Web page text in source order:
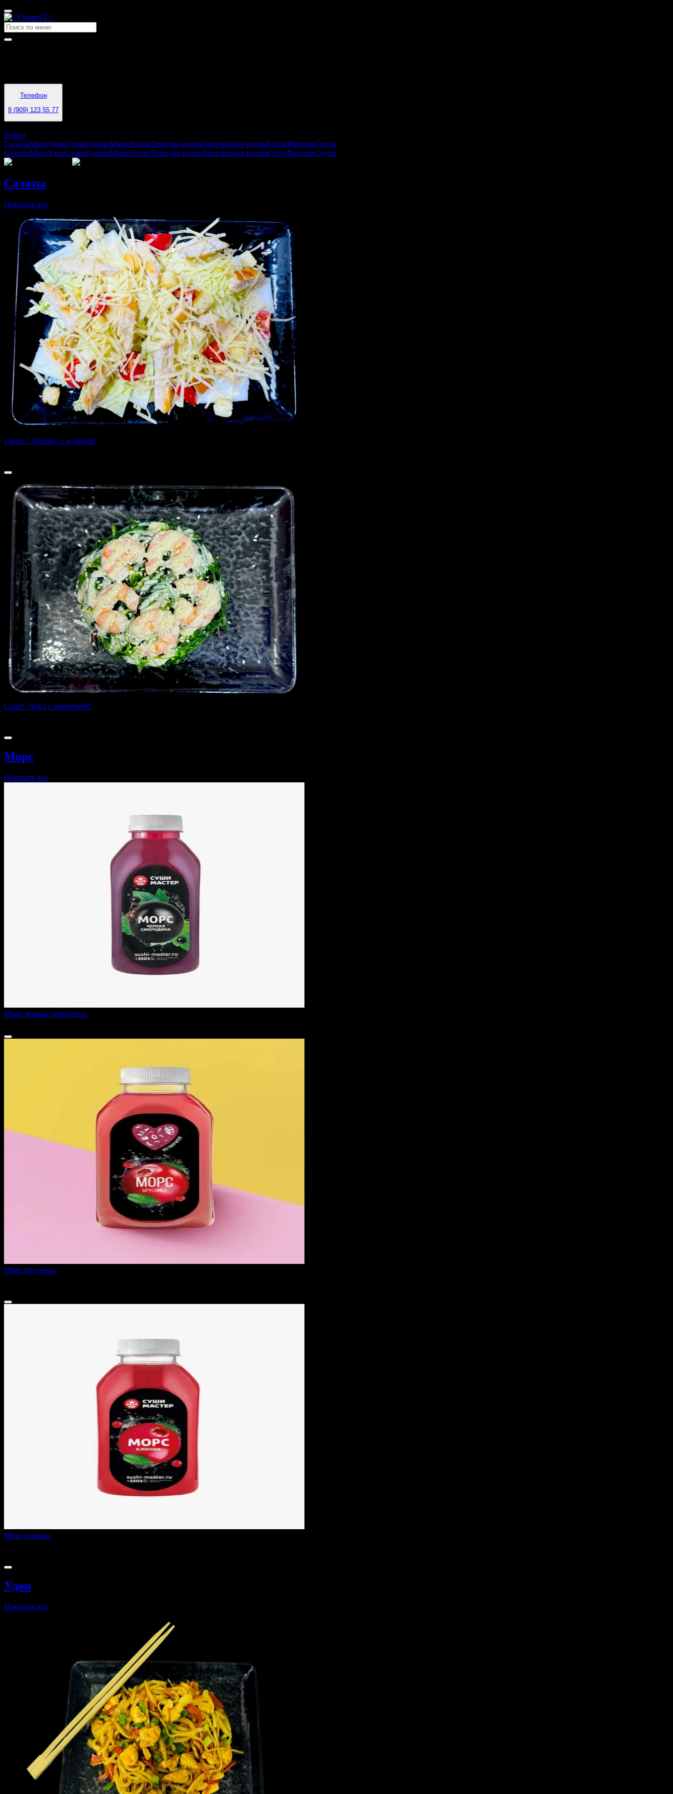
Телефон
8 (909) 123 55 77
Войти
СалатыМорсУдонСушиГунканМакиРоллыТемпура роллыЗапечённые роллыСетыФритюрСоусы
СалатыМорсУдонСушиГунканМакиРоллыТемпура роллыЗапечённые роллыСетыФритюрСоусы
Салаты
Показать всё
Салат " Цезарь" с курицей
Салат "Чука с креветкой"
Морс
Показать всё
Морс черная смородина
Морс брусника
Морс клюква
Удон
Показать всё